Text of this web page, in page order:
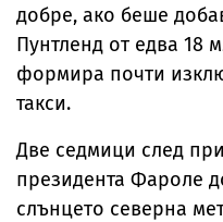
добре, ако беше
Пунтленд от едва 18
формира почти
такси.
Две седмици след
президента Фароле
слънцето северна